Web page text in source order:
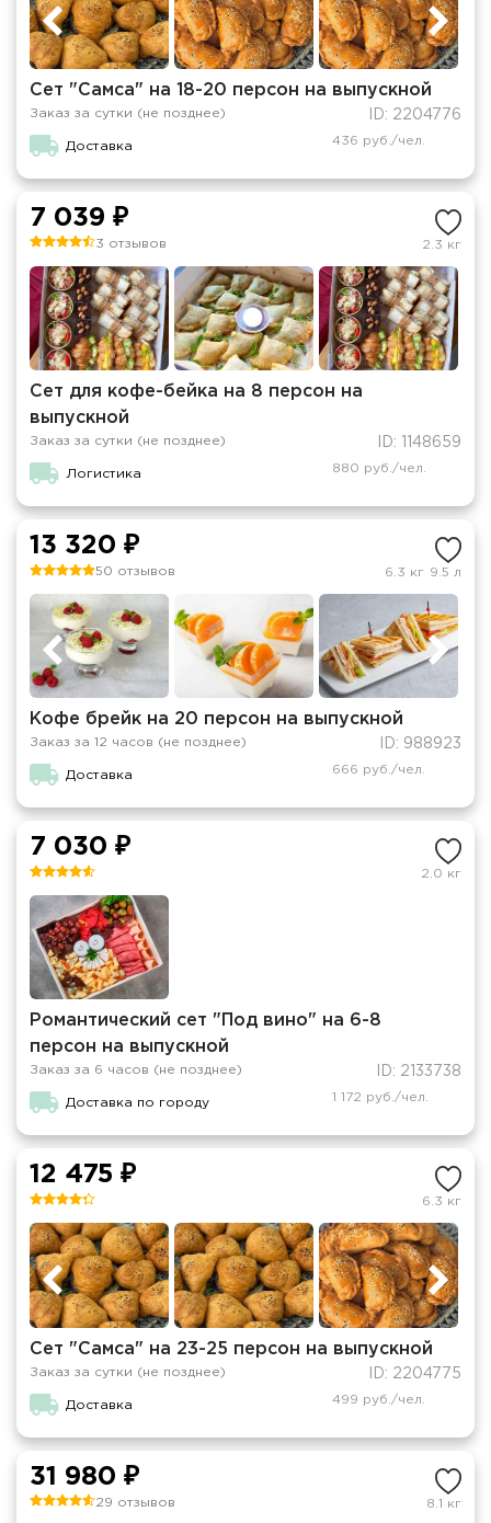
Сет "Самса" на 18-20 персон на выпускной
Заказ за сутки (не позднее) ID: 2204776
Доставка 436 руб./чел.
7 039 ₽
3 отзывов 2.3 кг
Сет для кофе-бейка на 8 персон на
выпускной
Заказ за сутки (не позднее) ID: 1148659
Логистика 880 руб./чел.
13 320 ₽
50 отзывов 6.3 кг 9.5 л
Кофе брейк на 20 персон на выпускной
Заказ за 12 часов (не позднее) ID: 988923
Доставка 666 руб./чел.
7 030 ₽
2.0 кг
Романтический сет "Под вино" на 6-8
персон на выпускной
Заказ за 6 часов (не позднее) ID: 2133738
Доставка по городу 1 172 руб./чел.
12 475 ₽
6.3 кг
Сет "Самса" на 23-25 персон на выпускной
Заказ за сутки (не позднее) ID: 2204775
Доставка 499 руб./чел.
31 980 ₽
29 отзывов 8.1 кг